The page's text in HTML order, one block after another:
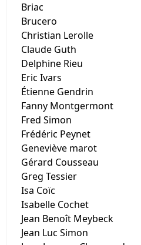
Briac
Brucero
Christian Lerolle
Claude Guth
Delphine Rieu
Eric Ivars
Étienne Gendrin
Fanny Montgermont
Fred Simon
Frédéric Peynet
Geneviève marot
Gérard Cousseau
Greg Tessier
Isa Coïc
Isabelle Cochet
Jean Benoît Meybeck
Jean Luc Simon